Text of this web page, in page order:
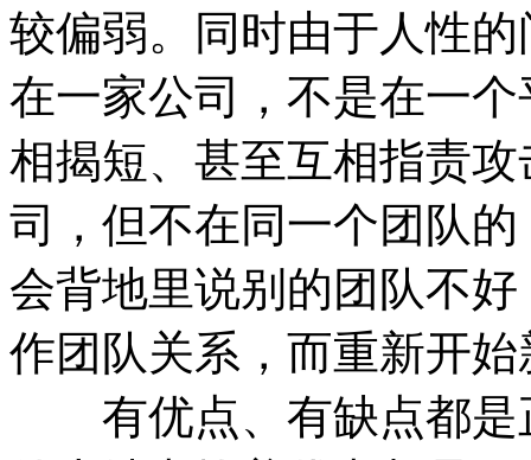
较偏弱。同时由于人性
在一家公司，不是在一
相揭短、甚至互相指责
司，但不在同一个团队
会背地里说别的团队不
作团队关系，而重新开
有优点、有缺点都是